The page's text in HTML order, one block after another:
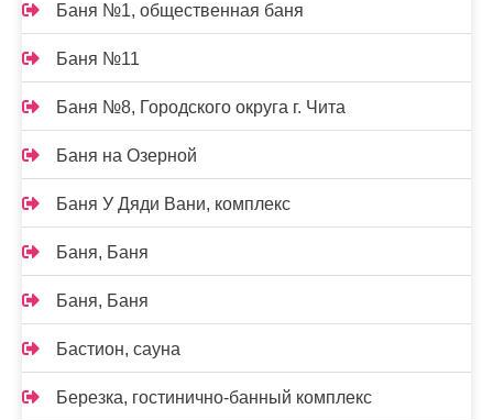
Баня №1, общественная баня
Баня №11
Баня №8, Городского округа г. Чита
Баня на Озерной
Баня У Дяди Вани, комплекс
Баня, Баня
Баня, Баня
Бастион, сауна
Березка, гостинично-банный комплекс